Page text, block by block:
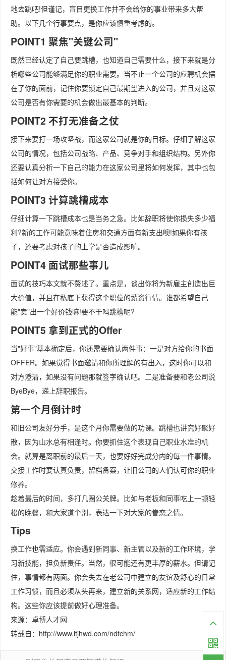
地去跳吧!但谨记，盲目更换工作并不会给你的事业带来多大帮
助。以下几个行事要点，是你应该慎重考虑的。
POINT1 聚焦"关键公司"
既然已经认定了自己要跳槽，也知道自己需要什么，接下来就是分
析哪些公司能够满足你的职业需要。当不止一个公司的应聘机会摆
在了你的面前，记住你要锁定自己最期望进入的公司，并且对这家
公司是否有你需要的机会做出最基本的判断。
POINT2 不打无准备之仗
接下来要打一场攻坚战，而这家公司就是你的目标。仔细了解这家
公司的情况，包括公司战略、产品、竞争对手和组织结构。另外你
还要认真分析一下自己的能力在这家公司里将如何发挥，其中也包
括如何让对方接受你。
POINT3 计算跳槽成本
仔细计算一下跳槽成本也是当务之急。比如辞职将使你损失多少福
利?新的工作可能意味着住房和交通方面有新支出噢!如果你有孩
子，还要考虑对孩子的上学是否造成影响。
POINT4 面试那些事儿
面试的技巧本文就不赘述了。重点是，谈出你将为新雇主创造出巨
大价值，并且在私底下获得这个职位的薪资行情。谁都希望自己
能"卖"出一个好价钱嘛!要不干吗跳槽呢?
POINT5 拿到正式的Offer
当"好事"基本确定后，你还需要确认两件事：一是对方给你的书面
OFFER。如果觉得书面邀请和你所理解的有出入，这时你可以和
对方澄清，如果没有问题那就签字确认吧。二是准备要和老公司说
ByeBye，递上辞职报告。
第一个月倒计时
和旧公司友好分手，是这个月你需要做的功课。跳槽也讲究好聚好
散，因为山水总有相逢时。你要抓住这个表现自己职业水准的机
会。就算是离职前的最后一天，也要好好完成分内的每一件事情。
交接工作时要认真负责，留档备案，让旧公司的人们认可你的职业
修养。
趁着最后的时间，多打几圈公关牌。比如与老板和同事吃上一顿轻
松的晚餐，和大家道个别，表达一下对大家的眷恋之情。
Tips
换工作也需适应。你会遇到新同事、新主管以及新的工作环境，学
习新技能，担负新责任。当然，很可能还有更丰厚的薪水。但请记
住，事情都有两面。你会失去在老公司中建立的友谊及舒心的日常
工作习惯，而且必须从头再来，建立新的关系网，适应新的工作结
构。这些你应该提前做好心理准备。
来源：卓博人才网
转载自：http://www.itjhwd.com/ndtchm/